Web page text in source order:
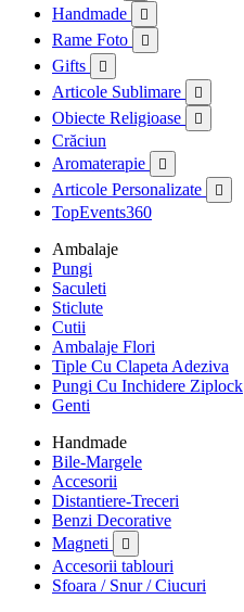
Handmade 
Rame Foto 
Gifts 
Articole Sublimare 
Obiecte Religioase 
Crăciun
Aromaterapie

Articole Personalizate 
TopEvents360
Ambalaje
Pungi
Saculeti
Sticlute
Cutii
Ambalaje Flori
Tiple Cu Clapeta Adeziva
Pungi Cu Inchidere Ziplock
Genti
Handmade
Bile-Margele
Accesorii
Distantiere-Treceri
Benzi Decorative
Magneti

Accesorii tablouri
Sfoara / Snur / Ciucuri